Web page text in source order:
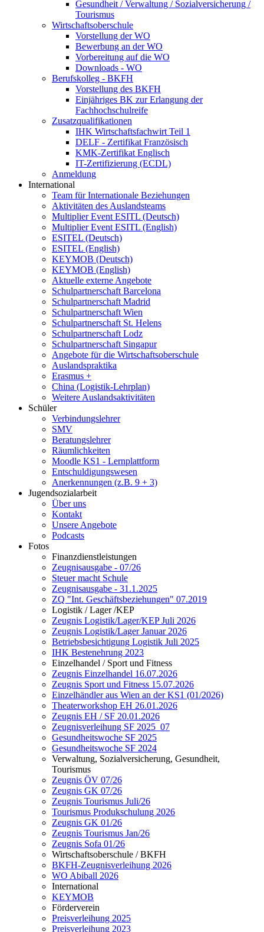
Gesundheit / Verwaltung / Sozialversicherung /
Tourismus
Wirtschaftsoberschule
Vorstellung der WO
Bewerbung an der WO
Vorbereitung auf die WO
Downloads - WO
Berufskolleg - BKFH
Vorstellung des BKFH
Einjähriges BK zur Erlangung der
Fachhochschulreife
Zusatzqualifikationen
IHK Wirtschaftsfachwirt Teil 1
DELF - Zertifikat Französisch
KMK-Zertifikat Englisch
IT-Zertifizierung (ECDL)
Anmeldung
International
Team für Internationale Beziehungen
Aktivitäten des Auslandsteams
Multiplier Event ESITL (Deutsch)
Multiplier Event ESITL (English)
ESITEL (Deutsch)
ESITEL (English)
KEYMOB (Deutsch)
KEYMOB (English)
Aktuelle externe Angebote
Schulpartnerschaft Barcelona
Schulpartnerschaft Madrid
Schulpartnerschaft Wien
Schulpartnerschaft St. Helens
Schulpartnerschaft Lodz
Schulpartnerschaft Singapur
Angebote für die Wirtschaftsoberschule
Auslandspraktika
Erasmus +
China (Logistik-Lehrplan)
Weitere Auslandsaktivitäten
Schüler
Verbindungslehrer
SMV
Beratungslehrer
Räumlichkeiten
Moodle KS1 - Lernplattform
Entschuldigungswesen
Anerkennungen (z.B. 9 + 3)
Jugendsozialarbeit
Über uns
Kontakt
Unsere Angebote
Podcasts
Fotos
Finanzdienstleistungen
Zeugnisausgabe - 07/26
Steuer macht Schule
Zeugnisausgabe - 31.1.2025
ZQ "Int. Geschäftsbeziehungen" 07.2019
Logistik / Lager /KEP
Zeugnis Logistik/Lager/KEP Juli 2026
Zeugnis Logistik/Lager Januar 2026
Betriebsbesichtigung Logistik Juli 2025
IHK Bestenehrung 2023
Einzelhandel / Sport und Fitness
Zeugnis Einzelhandel 16.07.2026
Zeugnis Sport und Fitness 15.07.2026
Einzelhändler aus Wien an der KS1 (01/2026)
Theaterworkshop EH 26.01.2026
Zeugnis EH / SF 20.01.2026
Zeugnisverleihung SF 2025_07
Gesundheitswoche SF 2025
Gesundheitswoche SF 2024
Verwaltung, Sozialversicherung, Gesundheit,
Tourismus
Zeugnis ÖV 07/26
Zeugnis GK 07/26
Zeugnis Tourismus Juli/26
Tourismus Produkschulung 2026
Zeugnis GK 01/26
Zeugnis Tourismus Jan/26
Zeugnis Sofa 01/26
Wirtschaftsoberschule / BKFH
BKFH-Zeugnisverleihung 2026
WO Abiball 2026
International
KEYMOB
Förderverein
Preisverleihung 2025
Preisverleihung 2023